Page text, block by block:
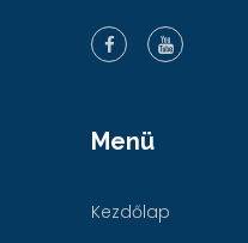
Menü
Kezdőlap